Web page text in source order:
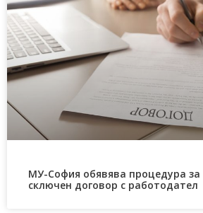
МУ-София обявява процедура
сключен договор с работодател